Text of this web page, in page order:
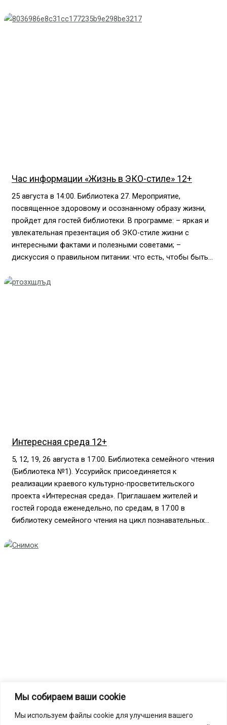
Мы собираем ваши cookie
Мы используем файлы cookie для улучшения вашего
Час информации «Жизнь в ЭКО-стиле» 12+
25 августа в 14:00. Библиотека 27. Мероприятие,
посвященное здоровому и осознанному образу жизни,
пройдет для гостей библиотеки. В программе: – яркая и
увлекательная презентация об ЭКО-стиле жизни с
интересными фактами и полезными советами; –
дискуссия о правильном питании: что есть, чтобы быть...
Интересная среда 12+
5, 12, 19, 26 августа в 17:00. Библиотека семейного чтения
(Библиотека №1). Уссурийск присоединяется к
реализации краевого культурно-просветительского
проекта «Интересная среда». Приглашаем жителей и
гостей города еженедельно, по средам, в 17:00 в
библиотеку семейного чтения на цикл познавательных...
Внимание! Ремонт!
В связи с проведением капитального ремонта, c 10 марта